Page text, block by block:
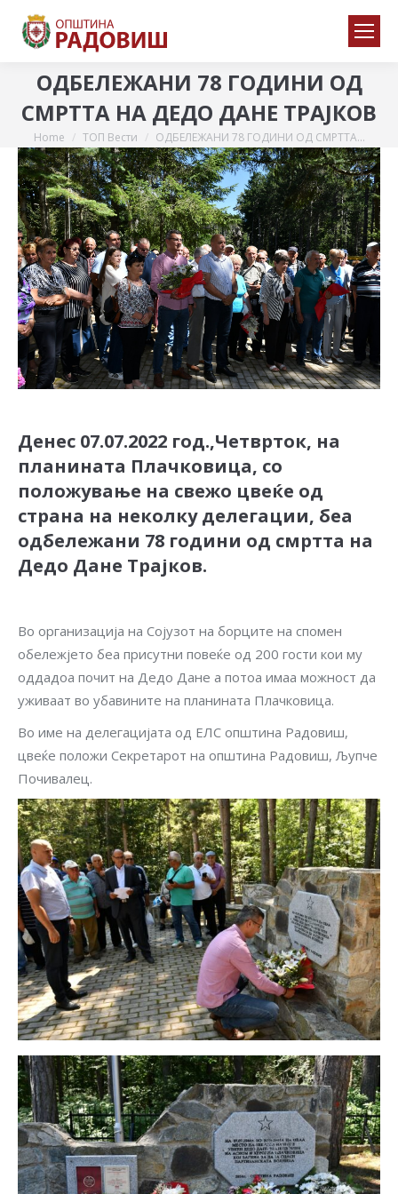
ОДБЕЛЕЖАНИ 78 ГОДИНИ ОД
СМРТТА НА ДЕДО ДАНЕ ТРАЈКОВ
You are here:
Home ТОП Вести ОДБЕЛЕЖАНИ 78 ГОДИНИ ОД СМРТТА…
Денес 07.07.2022 год.,Четврток, на
планината Плачковица, со
положување на свежо цвеќе од
страна на неколку делегации, беа
одбележани 78 години од смртта на
Дедо Дане Трајков.
Во организација на Сојузот на борците на спомен
обележјето беа присутни повеќе од 200 гости кои му
оддадоа почит на Дедо Дане а потоа имаа можност да
уживаат во убавините на планината Плачковица.
Во име на делегацијата од ЕЛС општина Радовиш,
цвеќе положи Секретарот на општина Радовиш, Љупче
Почивалец.